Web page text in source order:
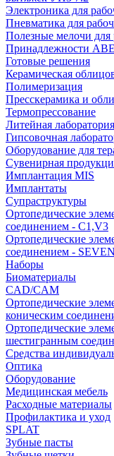
Электроника для
Пневматика для
Полезные мелочи для
Принадлежности
Готовые решения
Керамическая
Полимеризация
Пресскерамика и
Термопрессование
Литейная лаборатория
Гипсовочная
Оборудование для
Сувенирная
Имплантация MIS
Имплантаты
Супраструктуры
Ортопедические
соединением - C1,V3
Ортопедические
соединением -
Наборы
Биоматериалы
CAD/CAM
Ортопедические
коническим
Ортопедические
шестигранным
Средства
Оптика
Оборудование
Медицинская мебель
Расходные материалы
Профилактика и уход
SPLAT
Зубные пасты